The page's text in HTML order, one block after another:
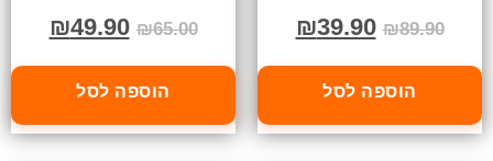
₪89.90
₪39.90
הוספה לסל
₪65.00
₪49.90
הוספה לסל